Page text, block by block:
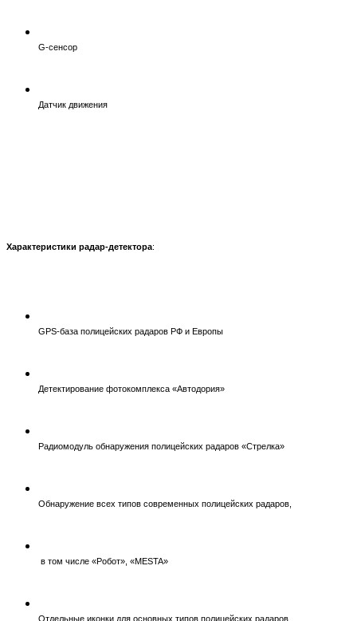
G-сенсор
Датчик движения
Характеристики радар-детектора:
GPS-база полицейских радаров РФ и Европы
Детектирование фотокомплекса «Автодория»
Радиомодуль обнаружения полицейских радаров «Стрелка»
Обнаружение всех типов современных полицейских радаров,
в том числе «Робот», «MESTA»
Отдельные иконки для основных типов полицейских радаров